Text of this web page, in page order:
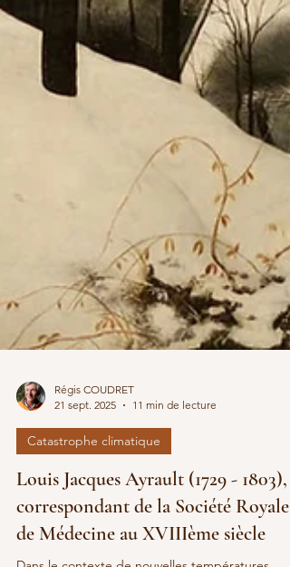
Régis COUDRET
21 sept. 2025
11 min de lecture
Catastrophe climatique
Louis Jacques Ayrault (1729 - 1803),
correspondant de la Société Royale